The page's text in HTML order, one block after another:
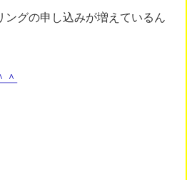
ングの申し込みが増えているん
＾